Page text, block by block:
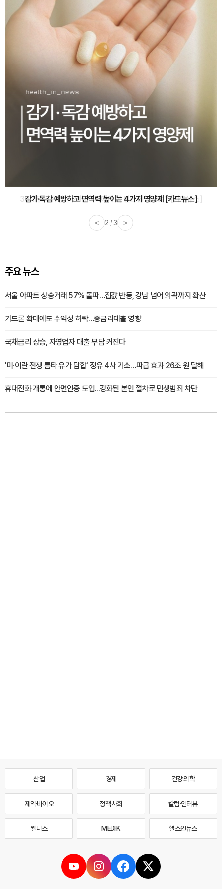
감기·독감 예방하고 면역력 높이는 4가지 영양제 [카드뉴스]
< 3 / 3 >
주요 뉴스
서울 아파트 상승거래 57% 돌파…집값 반등, 강남 넘어 외곽까지 확산
카드론 확대에도 수익성 하락…중금리대출 영향
국채금리 상승, 자영업자 대출 부담 커진다
'미·이란 전쟁 틈타 유가 담합' 정유 4사 기소…파급 효과 26조 원 달해
휴대전화 개통에 안면인증 도입...강화된 본인 절차로 민생범죄 차단
산업 경제 건강·의학
제약·바이오 정책·사회 칼럼·인터뷰
웰니스 MEDI·K 헬스인뉴스